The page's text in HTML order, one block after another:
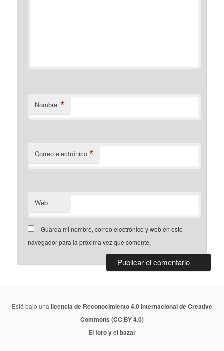
Nombre *
Correo electrónico *
Web
Guarda mi nombre, correo electrónico y web en este
navegador para la próxima vez que comente.
Está bajo una licencia de Reconocimiento 4.0 Internacional de Creative
Commons (CC BY 4.0)
El foro y el bazar